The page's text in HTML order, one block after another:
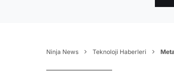
Ninja News Teknoloji Haberleri